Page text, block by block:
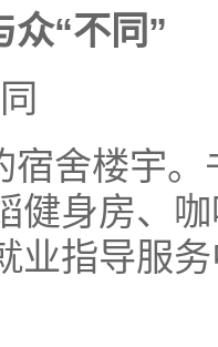
众“不同”
宿舍楼宇
健身房、
业指导服